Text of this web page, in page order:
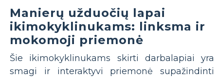
Manierų užduočių lapai
ikimokyklinukams: linksma ir
mokomoji priemonė
Šie ikimokyklinukams skirti darbalapiai yra
smagi ir interaktyvi priemonė supažindinti